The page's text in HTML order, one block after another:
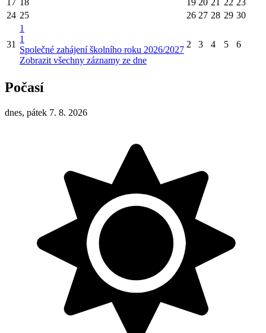
17 18 19 20 21 22 23
24 25 26 27 28 29 30
31
1
1
Společné zahájení školního roku 2026/2027
Zobrazit všechny záznamy ze dne
2 3 4 5 6
Počasí
dnes, pátek 7. 8. 2026